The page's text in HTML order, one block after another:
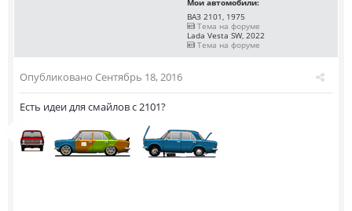
Мои автомобили:
ВАЗ 2101, 1975
Тема на форуме
Lada Vesta SW, 2022
Тема на форуме
Опубликовано Сентябрь 18, 2016
Есть идеи для смайлов с 2101?